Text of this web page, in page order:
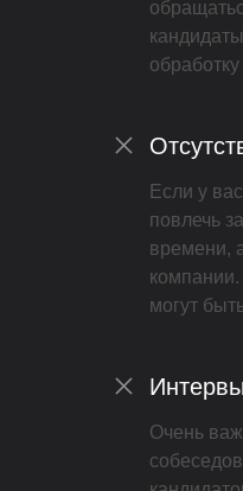
Если у
повлечь
времени,
компании.
могут
Очень